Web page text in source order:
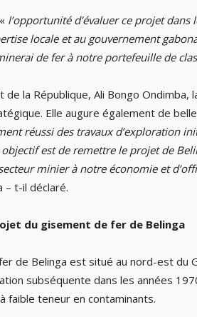
l’opportunité d’évaluer ce projet dans
locale et au gouvernement
de fer à notre portefeuille de
de la République, Ali Bongo
Elle augure également de
réussi des travaux d’exploration
est de remettre le projet de
minier à notre économie et
– t-il déclaré.
du gisement de fer de Belinga
de Belinga est situé au nord-est du
subséquente dans les années
faible teneur en contaminants.